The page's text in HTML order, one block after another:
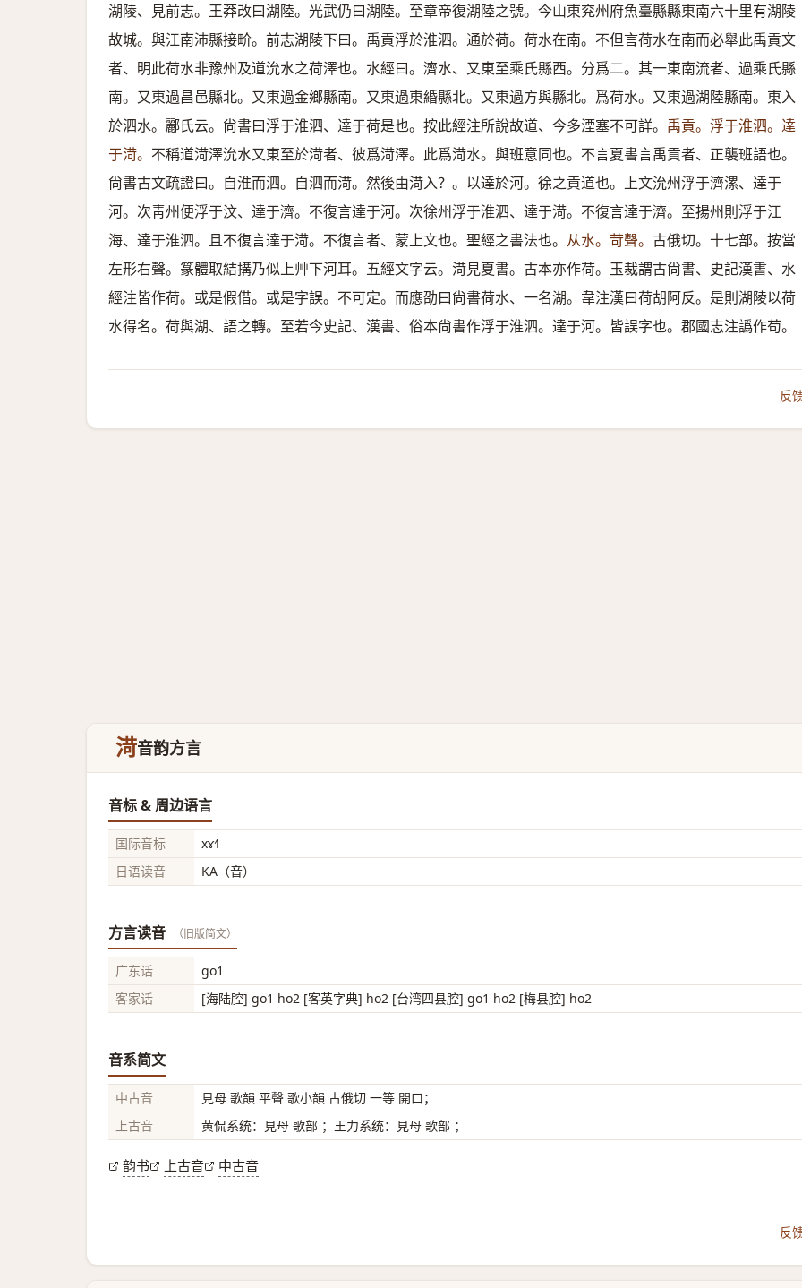
湖陵、見前志。王莽改曰湖陸。光武仍曰湖陸。至章帝復湖陸之號。今山東兖州府魚臺縣縣東南六十里有湖陵
故城。與江南沛縣接畍。前志湖陵下曰。禹貢浮於淮泗。通於荷。荷水在南。不但言荷水在南而必舉此禹貢文
者、明此荷水非豫州及道沇水之荷澤也。水經曰。濟水、又東至乘氏縣西。分爲二。其一東南流者、過乘氏縣
南。又東過昌邑縣北。又東過金鄉縣南。又東過東緍縣北。又東過方與縣北。爲荷水。又東過湖陸縣南。東入
於泗水。酈氏云。尙書曰浮于淮泗、達于荷是也。按此經注所說故道、今多湮塞不可詳。 禹貢。浮于淮泗。達
于渮。 不稱道渮澤沇水又東至於渮者、彼爲渮澤。此爲渮水。與班意同也。不言夏書言禹貢者、正襲班語也。
尙書古文疏證曰。自淮而泗。自泗而渮。然後由渮入？。以達於河。徐之貢道也。上文沇州浮于濟漯、達于
河。次靑州便浮于汶、達于濟。不復言達于河。次徐州浮于淮泗、達于渮。不復言達于濟。至揚州則浮于江
海、達于淮泗。且不復言達于渮。不復言者、蒙上文也。聖經之書法也。 从水。苛聲。 古俄切。十七部。按當
左形右聲。篆體取結搆乃似上艸下河耳。五經文字云。渮見夏書。古本亦作荷。玉裁謂古尙書、史記漢書、水
經注皆作荷。或是假借。或是字誤。不可定。而應劭曰尙書荷水、一名湖。韋注漢曰荷胡阿反。是則湖陵以荷
水得名。荷與湖、語之轉。至若今史記、漢書、俗本尙書作浮于淮泗。達于河。皆誤字也。郡國志注譌作苟。
反
渮音韵方言
音标 & 周边语言
国际音标
xɤ˧˥
日语读音
KA（音）
方言读音 （旧版简文）
广东话
go1
客家话
[海陆腔] go1 ho2 [客英字典] ho2 [台湾四县腔] go1 ho2 [梅县腔] ho2
音系简文
中古音
見母 歌韻 平聲 歌小韻 古俄切 一等 開口；
上古音
黄侃系统：見母 歌部 ；王力系统：見母 歌部 ；
韵书 上古音 中古音
反